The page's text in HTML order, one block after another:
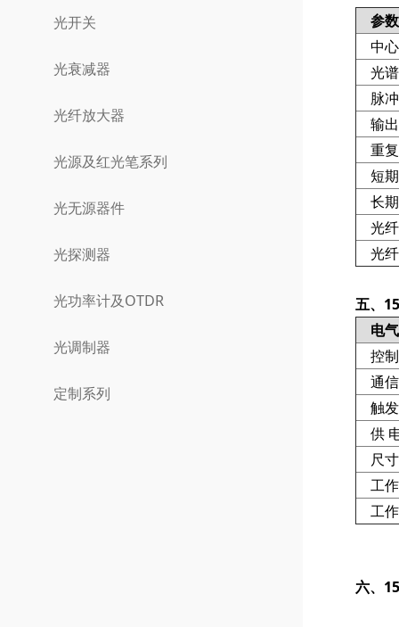
光开关
光衰减器
光纤放大器
光源及红光笔系列
光无源器件
光探测器
光功率计及OTDR
光调制器
定制系列
参数
中
光
脉
输
重
短
长
光
光
五、
电
控
通
触
供
尺
工
工
六、